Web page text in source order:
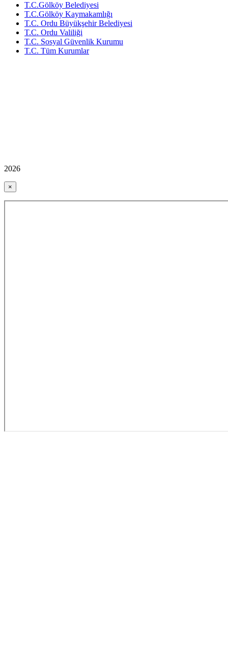
T.C.Gölköy Belediyesi
T.C.Gölköy Kaymakamlığı
T.C. Ordu Büyükşehir Belediyesi
T.C. Ordu Valiliği
T.C. Sosyal Güvenlik Kurumu
T.C. Tüm Kurumlar
2026
×